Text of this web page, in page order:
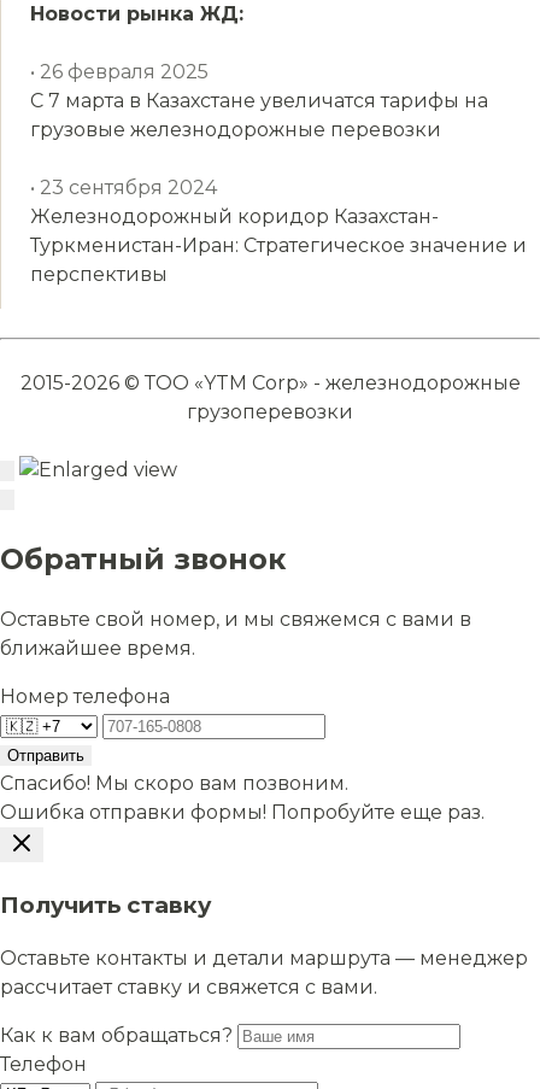
Новости рынка ЖД:
• 26 февраля 2025
С 7 марта в Казахстане увеличатся тарифы на
грузовые железнодорожные перевозки
• 23 сентября 2024
Железнодорожный коридор Казахстан-
Туркменистан-Иран: Стратегическое значение и
перспективы
2015-2026 © ТОО «YTM Corp» - железнодорожные
грузоперевозки
Обратный звонок
Оставьте свой номер, и мы свяжемся с вами в
ближайшее время.
Номер телефона
Отправить
Спасибо! Мы скоро вам позвоним.
Ошибка отправки формы! Попробуйте еще раз.
Получить ставку
Оставьте контакты и детали маршрута — менеджер
рассчитает ставку и свяжется с вами.
Как к вам обращаться?
Телефон